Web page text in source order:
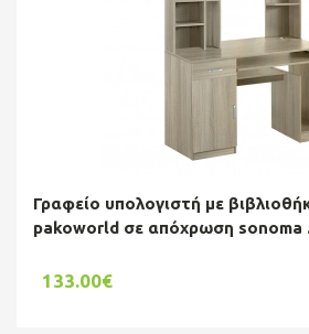
Γραφείο υπολογιστή με
pakoworld σε απόχρωση sonoma
133.00€